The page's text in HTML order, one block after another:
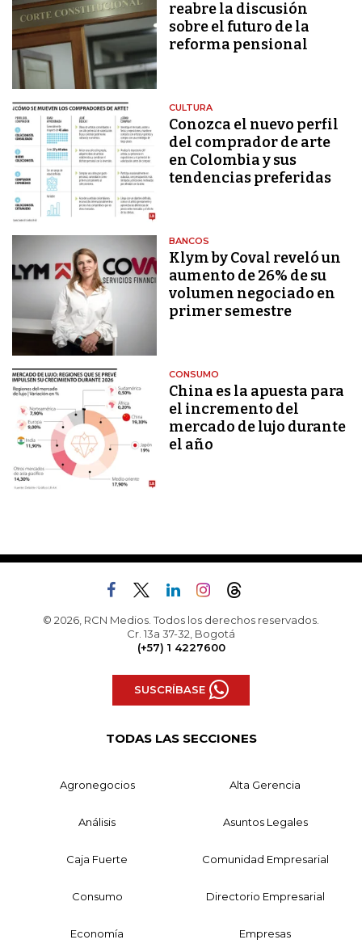
reabre la discusión
sobre el futuro de la
reforma pensional
CULTURA
Conozca el nuevo perfil
del comprador de arte
en Colombia y sus
tendencias preferidas
BANCOS
Klym by Coval reveló un
aumento de 26% de su
volumen negociado en
primer semestre
CONSUMO
China es la apuesta para
el incremento del
mercado de lujo durante
el año
© 2026, RCN Medios. Todos los derechos reservados.
Cr. 13a 37-32, Bogotá
(+57) 1 4227600
SUSCRÍBASE
TODAS LAS SECCIONES
Agronegocios Alta Gerencia
Análisis Asuntos Legales
Caja Fuerte Comunidad Empresarial
Consumo Directorio Empresarial
Economía Empresas